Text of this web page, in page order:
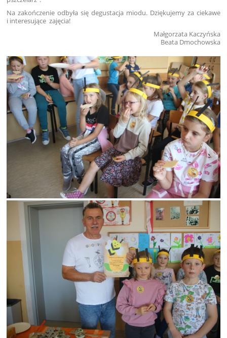
Na zakończenie odbyła się degustacja miodu. Dziękujemy za ciekawe
i interesujące zajęcia!
Małgorzata Kaczyńska
Beata Dmochowska